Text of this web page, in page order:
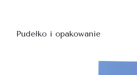
Pudełko i opakowanie